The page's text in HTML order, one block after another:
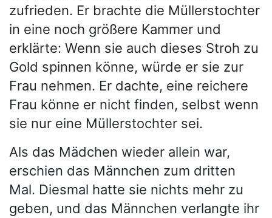
zufrieden. Er brachte die Müllerstochter
in eine noch größere Kammer und
erklärte: Wenn sie auch dieses Stroh zu
Gold spinnen könne, würde er sie zur
Frau nehmen. Er dachte, eine reichere
Frau könne er nicht finden, selbst wenn
sie nur eine Müllerstochter sei.
Als das Mädchen wieder allein war,
erschien das Männchen zum dritten
Mal. Diesmal hatte sie nichts mehr zu
geben, und das Männchen verlangte ihr